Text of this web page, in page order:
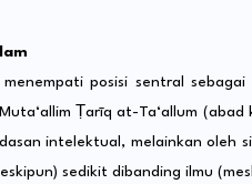
posisi sentral
Ṭarīq at-Ta‘allum
intelektual, melainkan oleh
sedikit dibanding ilmu